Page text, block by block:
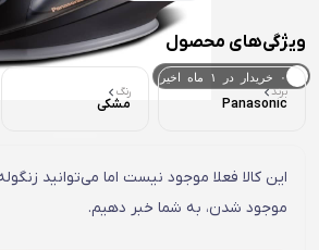
۰ خریدار در ۱ ماه اخیر
ویژگی‌های محصول
برند
Panasonic
رنگ
مشکی
این کالا فعلا موجود نیست اما می‌توانید
موجود شدن، به شما خبر دهیم.